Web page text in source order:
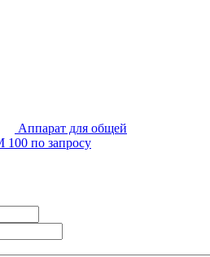
Аппарат для общей
100 по запросу